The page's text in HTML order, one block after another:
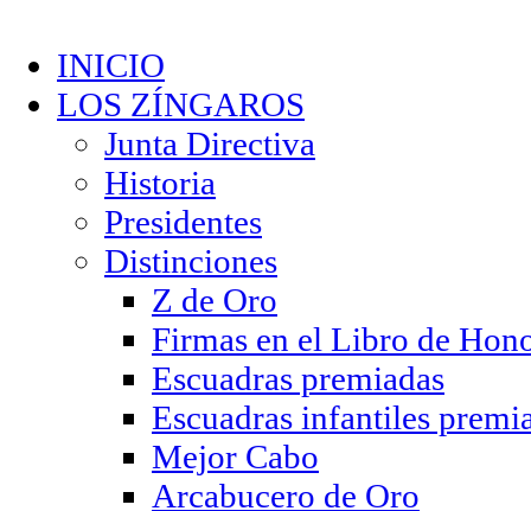
INICIO
LOS ZÍNGAROS
Junta Directiva
Historia
Presidentes
Distinciones
Z de Oro
Firmas en el Libro de
Escuadras premiadas
Escuadras infantiles
Mejor Cabo
Arcabucero de Oro